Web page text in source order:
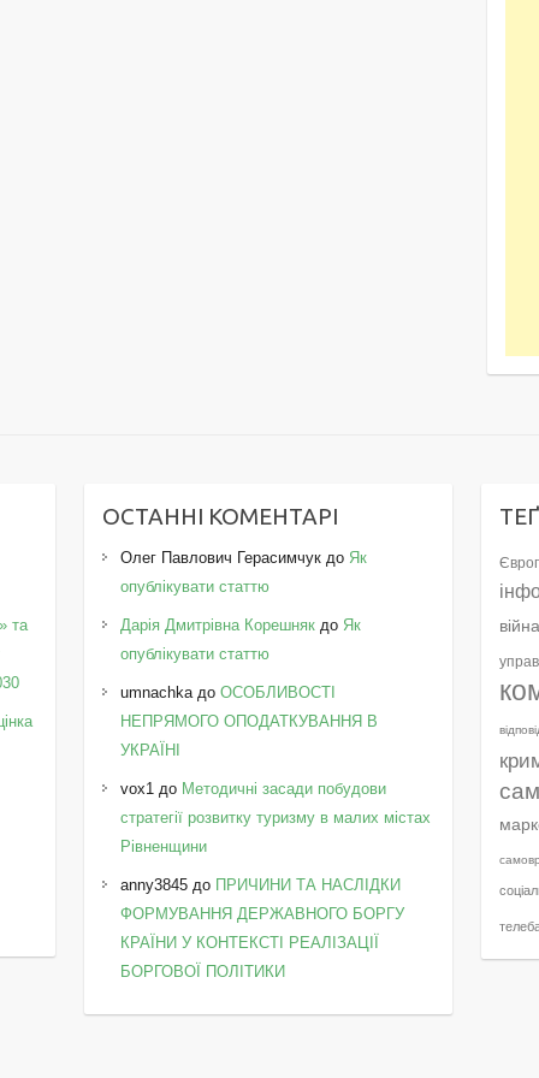
та
ОСТАННІ КОМЕНТАРІ
Олег Павлович Герасимчук до Як
опублікувати статтю
Дарія Дмитрівна Корешняк до Як
опублікувати статтю
umnachkaдоОСОБЛИВОСТІ
НЕПРЯМОГО ОПОДАТКУВАННЯ В
УКРАЇНІ
vox1 до Методичні засади побудови
стратегії розвитку туризму в малих містах
Рівненщини
anny3845 до ПРИЧИНИ ТА НАСЛІДКИ
ФОРМУВАННЯ ДЕРЖАВНОГО БОРГУ
КРАЇНИ У КОНТЕКСТІ РЕАЛІЗАЦІЇ
БОРГОВОЇ ПОЛІТИКИ
війна